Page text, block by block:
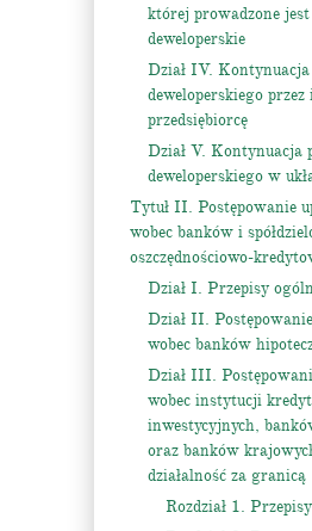
której prowadzone
deweloperskie
Dział IV. Kontynuacja
deweloperskiego przez
przedsiębiorcę
Dział V. Kontynuacja
deweloperskiego w
Tytuł II. Postępowanie
wobec banków i
oszczędnościowo-
Dział I. Przepisy
Dział II.
wobec banków
Dział III.
wobec instytucji
inwestycyjnych,
oraz banków
działalność za granicą
Rozdział 1.